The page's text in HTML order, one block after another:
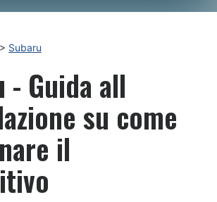
> Subaru
- Guida all
su come
il